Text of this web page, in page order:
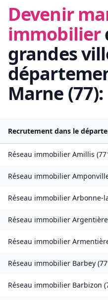
Devenir
immobilier
grandes
Marne (77):
Recrutement dans le
Réseau immobilier Amillis (
Réseau immobilier
Réseau immobilier Arbonne-
Réseau immobilier
Réseau immobilier
Réseau immobilier Barbey (
Réseau immobilier Barbizon (